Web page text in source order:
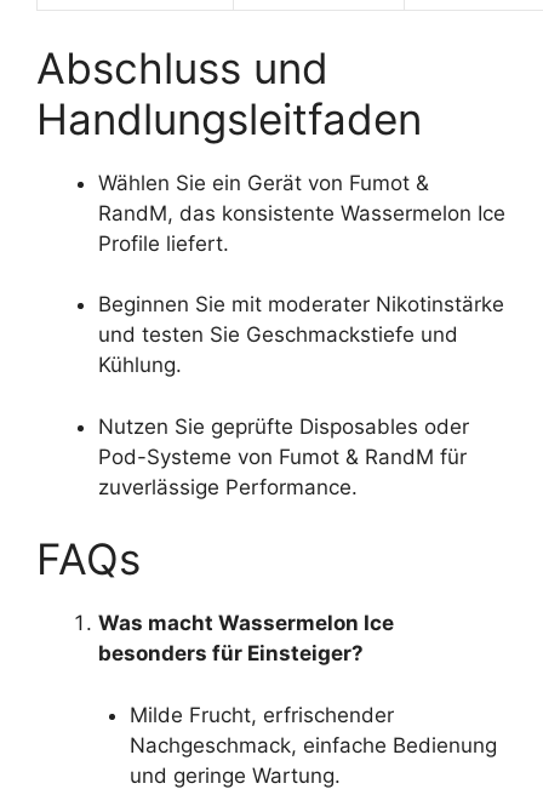
Abschluss und
Handlungsleitfaden
Wählen Sie ein Gerät von Fumot &
RandM, das konsistente Wassermelon Ice
Profile liefert.
Beginnen Sie mit moderater Nikotinstärke
und testen Sie Geschmackstiefe und
Kühlung.
Nutzen Sie geprüfte Disposables oder
Pod-Systeme von Fumot & RandM für
zuverlässige Performance.
FAQs
Was macht Wassermelon Ice
besonders für Einsteiger?
Milde Frucht, erfrischender
Nachgeschmack, einfache Bedienung
und geringe Wartung.